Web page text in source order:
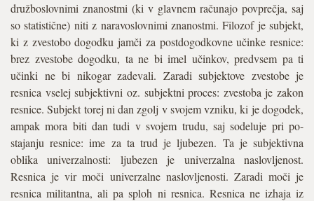
družboslovnimi znanostmi (ki v glavnem računajo povprečja, saj
so statistične) niti z naravoslovnimi znanostmi. Filozof je subjekt,
ki z zvestobo dogodku jamči za postdogodkovne učinke resnice:
brez zvestobe dogodku, ta ne bi imel učinkov, predvsem pa ti
učinki ne bi nikogar zadevali. Zaradi subjektove zvestobe je
resnica vselej subjektivni oz. subjektni proces: zvestoba je zakon
resnice. Subjekt torej ni dan zgolj v svojem vzniku, ki je dogodek,
ampak mora biti dan tudi v svojem trudu, saj sodeluje pri po-
stajanju resnice: ime za ta trud je ljubezen. Ta je subjektivna
oblika univerzalnosti: ljubezen je univerzalna naslovljenost.
Resnica je vir moči univerzalne naslovljenosti. Zaradi moči je
resnica militantna, ali pa sploh ni resnica. Resnica ne izhaja iz